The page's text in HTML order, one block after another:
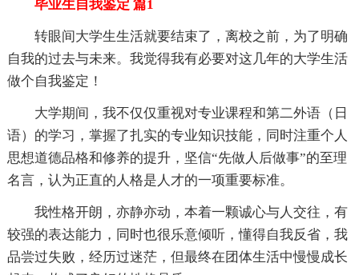
毕业生自我鉴定 篇1
转眼间大学生生活就要结束了，离校之前，为了明确
自我的过去与未来。我觉得我有必要对这几年的大学生活
做个自我鉴定！
大学期间，我不仅仅重视对专业课程和第二外语（日
语）的学习，掌握了扎实的专业知识技能，同时注重个人
思想道德品格和修养的提升，坚信“先做人后做事”的至理
名言，认为正直的人格是人才的一项重要标准。
我性格开朗，亦静亦动，本着一颗诚心与人交往，有
较强的表达能力，同时也很乐意倾听，懂得自我反省，我
品尝过失败，经历过迷茫，但最终在团体生活中慢慢成长